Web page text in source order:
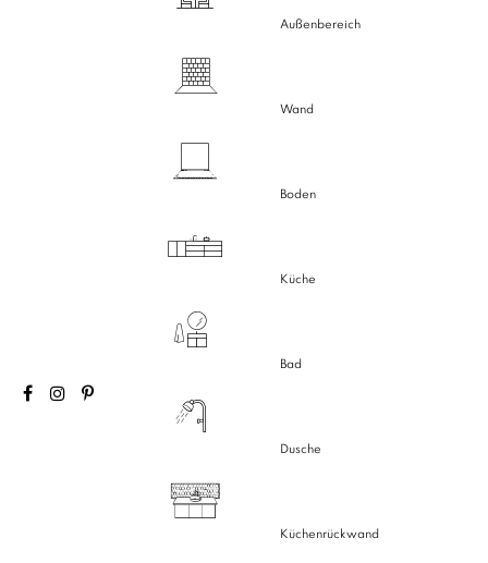
Außenbereich
Wand
Boden
Küche
Bad
Dusche
Küchenrückwand